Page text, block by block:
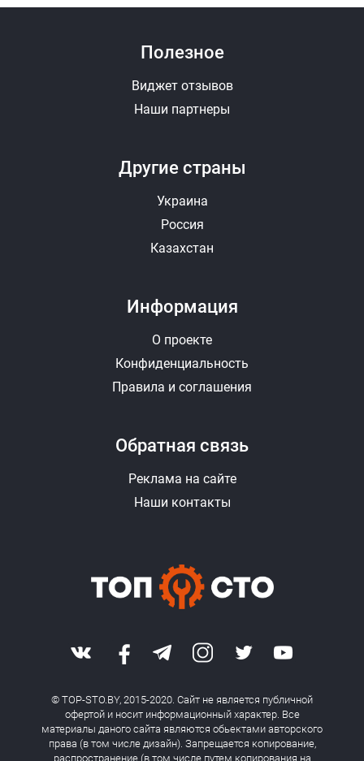
Другие страны
Украина
Россия
Казахстан
Полезное
Виджет отзывов
Наши партнеры
Информация
О проекте
Конфиденциальность
Правила и соглашения
Обратная связь
Реклама на сайте
Наши контакты
© TOP-STO.BY, 2015-2020. Сайт не является публичной
офертой и носит информационный характер. Все
материалы даного сайта являются обьектами авторского
права (в том числе дизайн). Запрещается копирование,
распространение (в том числе путем копирования на